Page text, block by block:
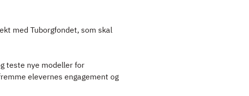
med Tuborgfondet, som skal
teste nye modeller for
elevernes engagement og